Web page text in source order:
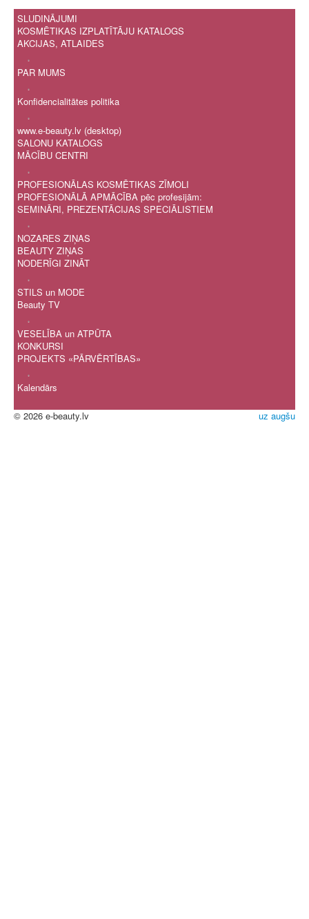
SLUDINĀJUMI
KOSMĒTIKAS IZPLATĪTĀJU KATALOGS
AKCIJAS, ATLAIDES
.
PAR MUMS
.
Konfidencialitātes politika
.
www.e-beauty.lv (desktop)
SALONU KATALOGS
MĀCĪBU CENTRI
.
PROFESIONĀLAS KOSMĒTIKAS ZĪMOLI
PROFESIONĀLĀ APMĀCĪBA pēc profesijām:
SEMINĀRI, PREZENTĀCIJAS SPECIĀLISTIEM
.
NOZARES ZIŅAS
BEAUTY ZIŅAS
NODERĪGI ZINĀT
.
STILS un MODE
Beauty TV
.
VESELĪBA un ATPŪTA
KONKURSI
PROJEKTS «PĀRVĒRTĪBAS»
.
Kalendārs
uz augšu
© 2026 e-beauty.lv